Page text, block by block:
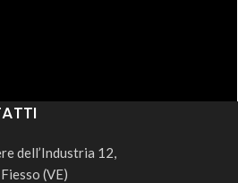
dell’Industria 12,
(VE)